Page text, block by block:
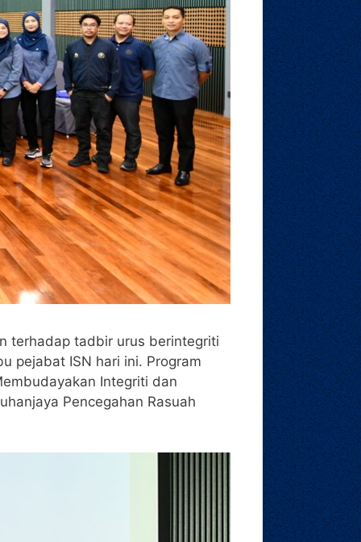
terhadap tadbir urus berintegriti
pejabat ISN hari ini. Program
Integriti dan
Pencegahan Rasuah